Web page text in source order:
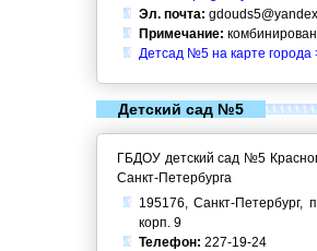
Эл. почта:
Примечание:
Детсад №5 на карте города
Детский сад №5
ГБДОУ детский сад №5
Санкт-Петербурга
195176, Санкт-Петербург,
корп. 9
Телефон: 227-19-24